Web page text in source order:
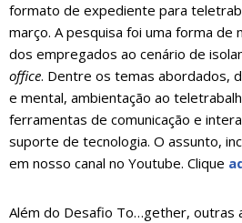
formato de expediente para
março. A pesquisa foi uma forma de
dos empregados ao cenário de
office. Dentre os temas abordados,
e mental, ambientação ao
ferramentas de comunicação e
suporte de tecnologia. O assunto,
em nosso canal no Youtube. Clique
Além do Desafio To…gether, outras